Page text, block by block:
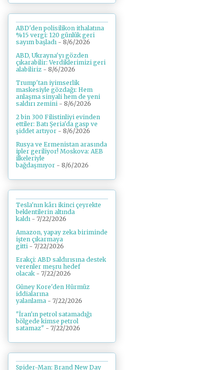
ABD'den polisilikon ithalatına
%15 vergi: 120 günlük geri
sayım başladı - 8/6/2026
ABD, Ukrayna'yı gözden
çıkarabilir: Verdiklerimizi geri
alabiliriz - 8/6/2026
Trump'tan iyimserlik
maskesiyle gözdağı: Hem
anlaşma sinyali hem de yeni
saldırı zemini - 8/6/2026
2 bin 300 Filistinliyi evinden
ettiler: Batı Şeria'da gasp ve
şiddet artıyor - 8/6/2026
Rusya ve Ermenistan arasında
ipler geriliyor! Moskova: AEB
ilkeleriyle
bağdaşmıyor - 8/6/2026
Tesla'nın kârı ikinci çeyrekte
beklentilerin altında
kaldı - 7/22/2026
Amazon, yapay zeka biriminde
işten çıkarmaya
gitti - 7/22/2026
Erakçi: ABD saldırısına destek
verenler meşru hedef
olacak - 7/22/2026
Güney Kore'den Hürmüz
iddialarına
yalanlama - 7/22/2026
"İran'ın petrol satamadığı
bölgede kimse petrol
satamaz" - 7/22/2026
Spider-Man: Brand New Day